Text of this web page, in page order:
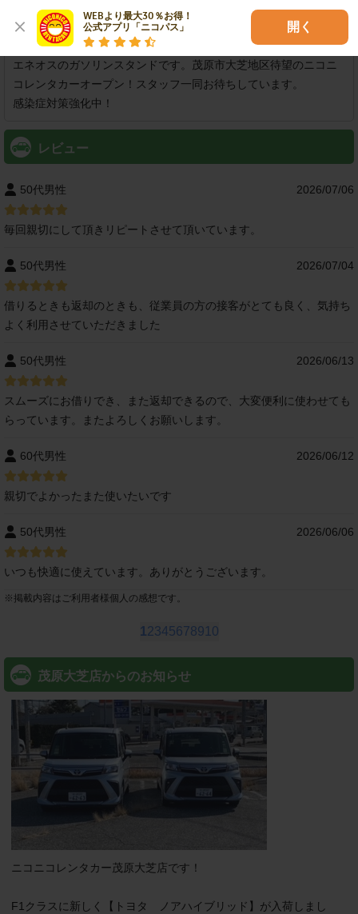
WEBより最大30％お得！
公式アプリ「ニコパス」
開く
店舗紹介
エネオスのガソリンスタンドです。茂原市大芝地区待望のニコニ
コレンタカーオープン！スタッフ一同お待ちしています。
感染症対策強化中！
レビュー
50代男性 2026/07/06
毎回親切にして頂きリピートさせて頂いています。
50代男性 2026/07/04
借りるときも返却のときも、従業員の方の接客がとても良く、気持ち
よく利用させていただきました
50代男性 2026/06/13
スムーズにお借りでき、また返却できるので、大変便利に使わせても
らっています。またよろしくお願いします。
60代男性 2026/06/12
親切でよかったまた使いたいです
50代男性 2026/06/06
いつも快適に使えています。ありがとうございます。
※ 掲載内容はご利用者様個人の感想です。
1 2345678910
茂原大芝店からのお知らせ
ニコニコレンタカー茂原大芝店です！
F1クラスに新しく【トヨタ　ノアハイブリッド】が入荷しまし